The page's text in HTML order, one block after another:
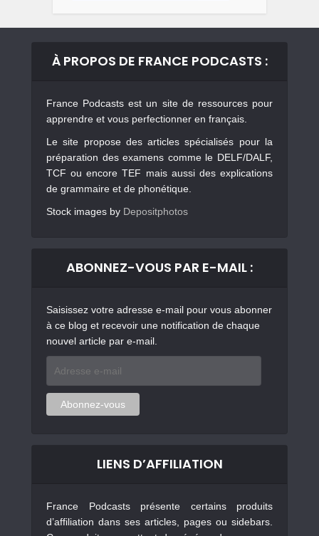
À PROPOS DE FRANCE PODCASTS :
France Podcasts est un site de ressources pour
apprendre et vous perfectionner en français.
Le site propose des articles spécialisés pour la
préparation des examens comme le DELF/DALF,
TCF ou encore TEF mais aussi des explications
de grammaire et de phonétique.
Stock images by Depositphotos
ABONNEZ-VOUS PAR E-MAIL :
Saisissez votre adresse e-mail pour vous abonner
à ce blog et recevoir une notification de chaque
nouvel article par e-mail.
mail
Abonnez-vous
LIENS D’AFFILIATION
France Podcasts présente certains produits
d’affiliation dans ses articles, pages ou sidebars.